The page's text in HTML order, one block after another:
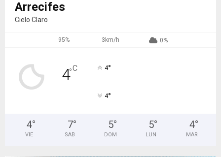
Arrecifes
Cielo Claro
95% 3km/h 0%
4°C 4°
4°
4°
VIE
7°
SAB
5°
DOM
5°
LUN
4°
MAR